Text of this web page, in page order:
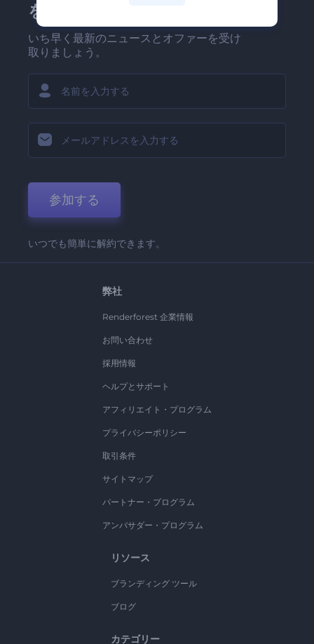
を！
いち早く最新のニュースとオファーを受け
取りましょう。
参加する
いつでも簡単に解約できます。
弊社
Renderforest 企業情報
お問い合わせ
採用情報
ヘルプとサポート
アフィリエイト・プログラム
プライバシーポリシー
取引条件
サイトマップ
パートナー・プログラム
アンバサダー・プログラム
リソース
ブランディング ツール
ブログ
カテゴリー